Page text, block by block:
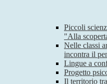
Piccoli
"Alla
Nelle classi
incontra il
Lingue a
Progetto
Il territorio